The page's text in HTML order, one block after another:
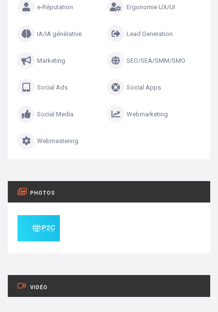
e-Réputation Ergonomie UX/UI
IA/IA générative Lead Generation
Marketing SEO/SEA/SMM/SMO
Social Ads Social Apps
Social Media Webmarketing
Webmastering
PHOTOS
VIDÉO